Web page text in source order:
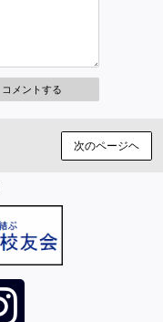
コメントする
次のページヘ